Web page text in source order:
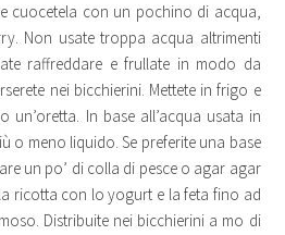
cuocetela con un pochino di acqua,
Non usate troppa acqua altrimenti
raffreddare e frullate in modo da
nei bicchierini. Mettete in frigo e
un’oretta. In base all’acqua usata in
o meno liquido. Se preferite una base
un po’ di colla di pesce o agar agar
ricotta con lo yogurt e la feta fino ad
Distribuite nei bicchierini a mo di